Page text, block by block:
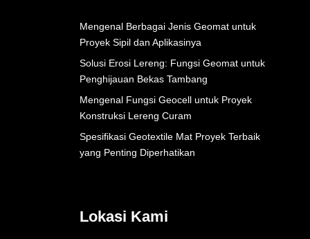
Mengenal Berbagai Jenis Geomat untuk
Proyek Sipil dan Aplikasinya
Solusi Erosi Lereng: Fungsi Geomat untuk
Penghijauan Bekas Tambang
Mengenal Fungsi Geocell untuk Proyek
Konstruksi Lereng Curam
Spesifikasi Geotextile Mat Proyek Terbaik
yang Penting Diperhatikan
Lokasi Kami